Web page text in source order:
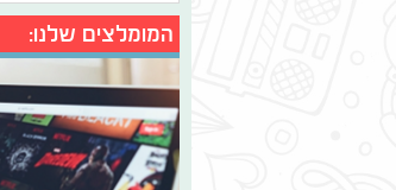
המומלצים שלנו: